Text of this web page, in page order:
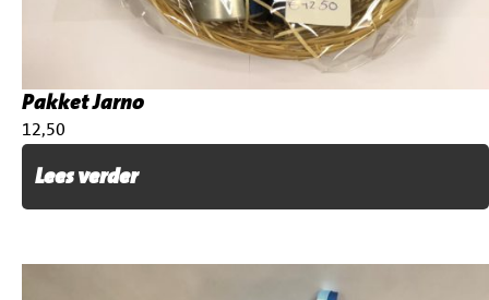
Pakket Jarno
€
12,50
Lees verder